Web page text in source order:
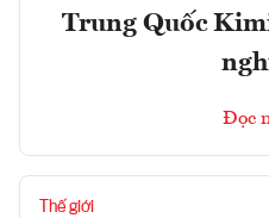
Trung Quốc
Đọc
Thế giới